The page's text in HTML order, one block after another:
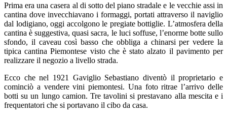
Prima era una casera al di sotto del piano stradale e le vecchie assi in
cantina dove invecchiavano i formaggi, portati attraverso il naviglio
dal lodigiano, oggi accolgono le pregiate bottiglie. L’atmosfera della
cantina è suggestiva, quasi sacra, le luci soffuse, l’enorme botte sullo
sfondo, il caveau così basso che obbliga a chinarsi per vedere la
tipica cantina Piemontese visto che è stato alzato il pavimento per
realizzare il negozio a livello strada.
Ecco che nel 1921 Gaviglio Sebastiano diventò il proprietario e
cominciò a vendere vini piemontesi. Una foto ritrae l’arrivo delle
botti su un lungo camion. Tre tavolini si prestavano alla mescita e i
frequentatori che si portavano il cibo da casa.